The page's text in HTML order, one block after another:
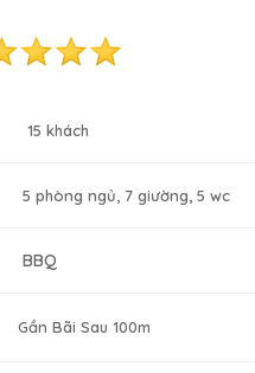
15 khách
5 phòng ngủ, 7 giường, 5 wc
BBQ
Gần Bãi Sau 100m